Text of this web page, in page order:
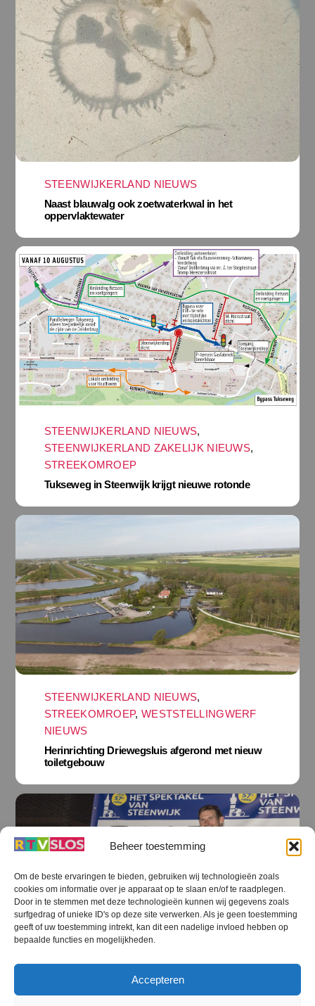
Beheer toestemming
Om de beste ervaringen te bieden, gebruiken wij technologieën zoals
cookies om informatie over je apparaat op te slaan en/of te raadplegen.
Door in te stemmen met deze technologieën kunnen wij gegevens zoals
surfgedrag of unieke ID's op deze site verwerken. Als je geen toestemming
geeft of uw toestemming intrekt, kan dit een nadelige invloed hebben op
bepaalde functies en mogelijkheden.
Accepteren
STEENWIJKERLAND NIEUWS
Naast blauwalg ook zoetwaterkwal in het
oppervlaktewater
STEENWIJKERLAND NIEUWS,
STEENWIJKERLAND ZAKELIJK NIEUWS,
STREEKOMROEP
Tukseweg in Steenwijk krijgt nieuwe rotonde
STEENWIJKERLAND NIEUWS,
STREEKOMROEP, WESTSTELLINGWERF
NIEUWS
Herinrichting Driewegsluis afgerond met nieuw
toiletgebouw
STEENWIJKERLAND NIEUWS